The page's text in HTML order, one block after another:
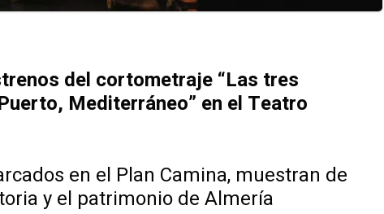
del cortometraje “Las tres
Mediterráneo” en el Teatro
en el Plan Camina, muestran de
y el patrimonio de Almería